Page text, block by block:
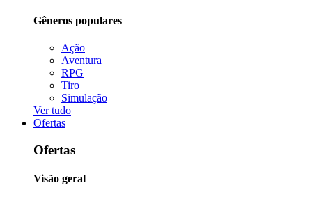
Gêneros populares
Ação
Aventura
RPG
Tiro
Simulação
Ver tudo
Ofertas
Ofertas
Visão geral